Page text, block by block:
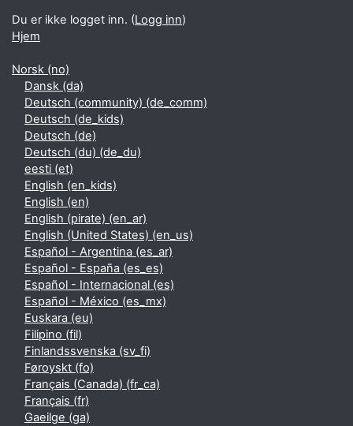
Du er ikke logget inn. (Logg inn)
Hjem
Norsk ‎(no)‎
Dansk ‎(da)‎
Deutsch (community) ‎(de_comm)‎
Deutsch ‎(de_kids)‎
Deutsch ‎(de)‎
Deutsch (du) ‎(de_du)‎
eesti ‎(et)‎
English ‎(en_kids)‎
English ‎(en)‎
English (pirate) ‎(en_ar)‎
English (United States) ‎(en_us)‎
Español - Argentina ‎(es_ar)‎
Español - España ‎(es_es)‎
Español - Internacional ‎(es)‎
Español - México ‎(es_mx)‎
Euskara ‎(eu)‎
Filipino ‎(fil)‎
Finlandssvenska ‎(sv_fi)‎
Føroyskt ‎(fo)‎
Français (Canada) ‎(fr_ca)‎
Français ‎(fr)‎
Gaeilge ‎(ga)‎